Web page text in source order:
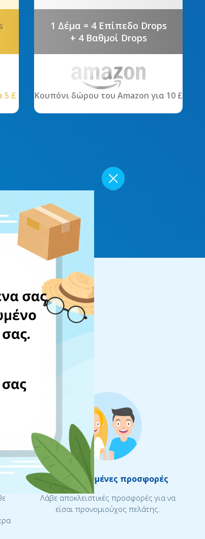
5 £
1 Δέμα = 4 Επίπεδο Drops
+ 4 Βαθμοί Drops
Κουπόνι δώρου του Amazon για 10 £
Εξατομικευμένες προσφορές
Λάβε αποκλειστικές προσφορές για να
είσαι προνομιούχος πελάτης.